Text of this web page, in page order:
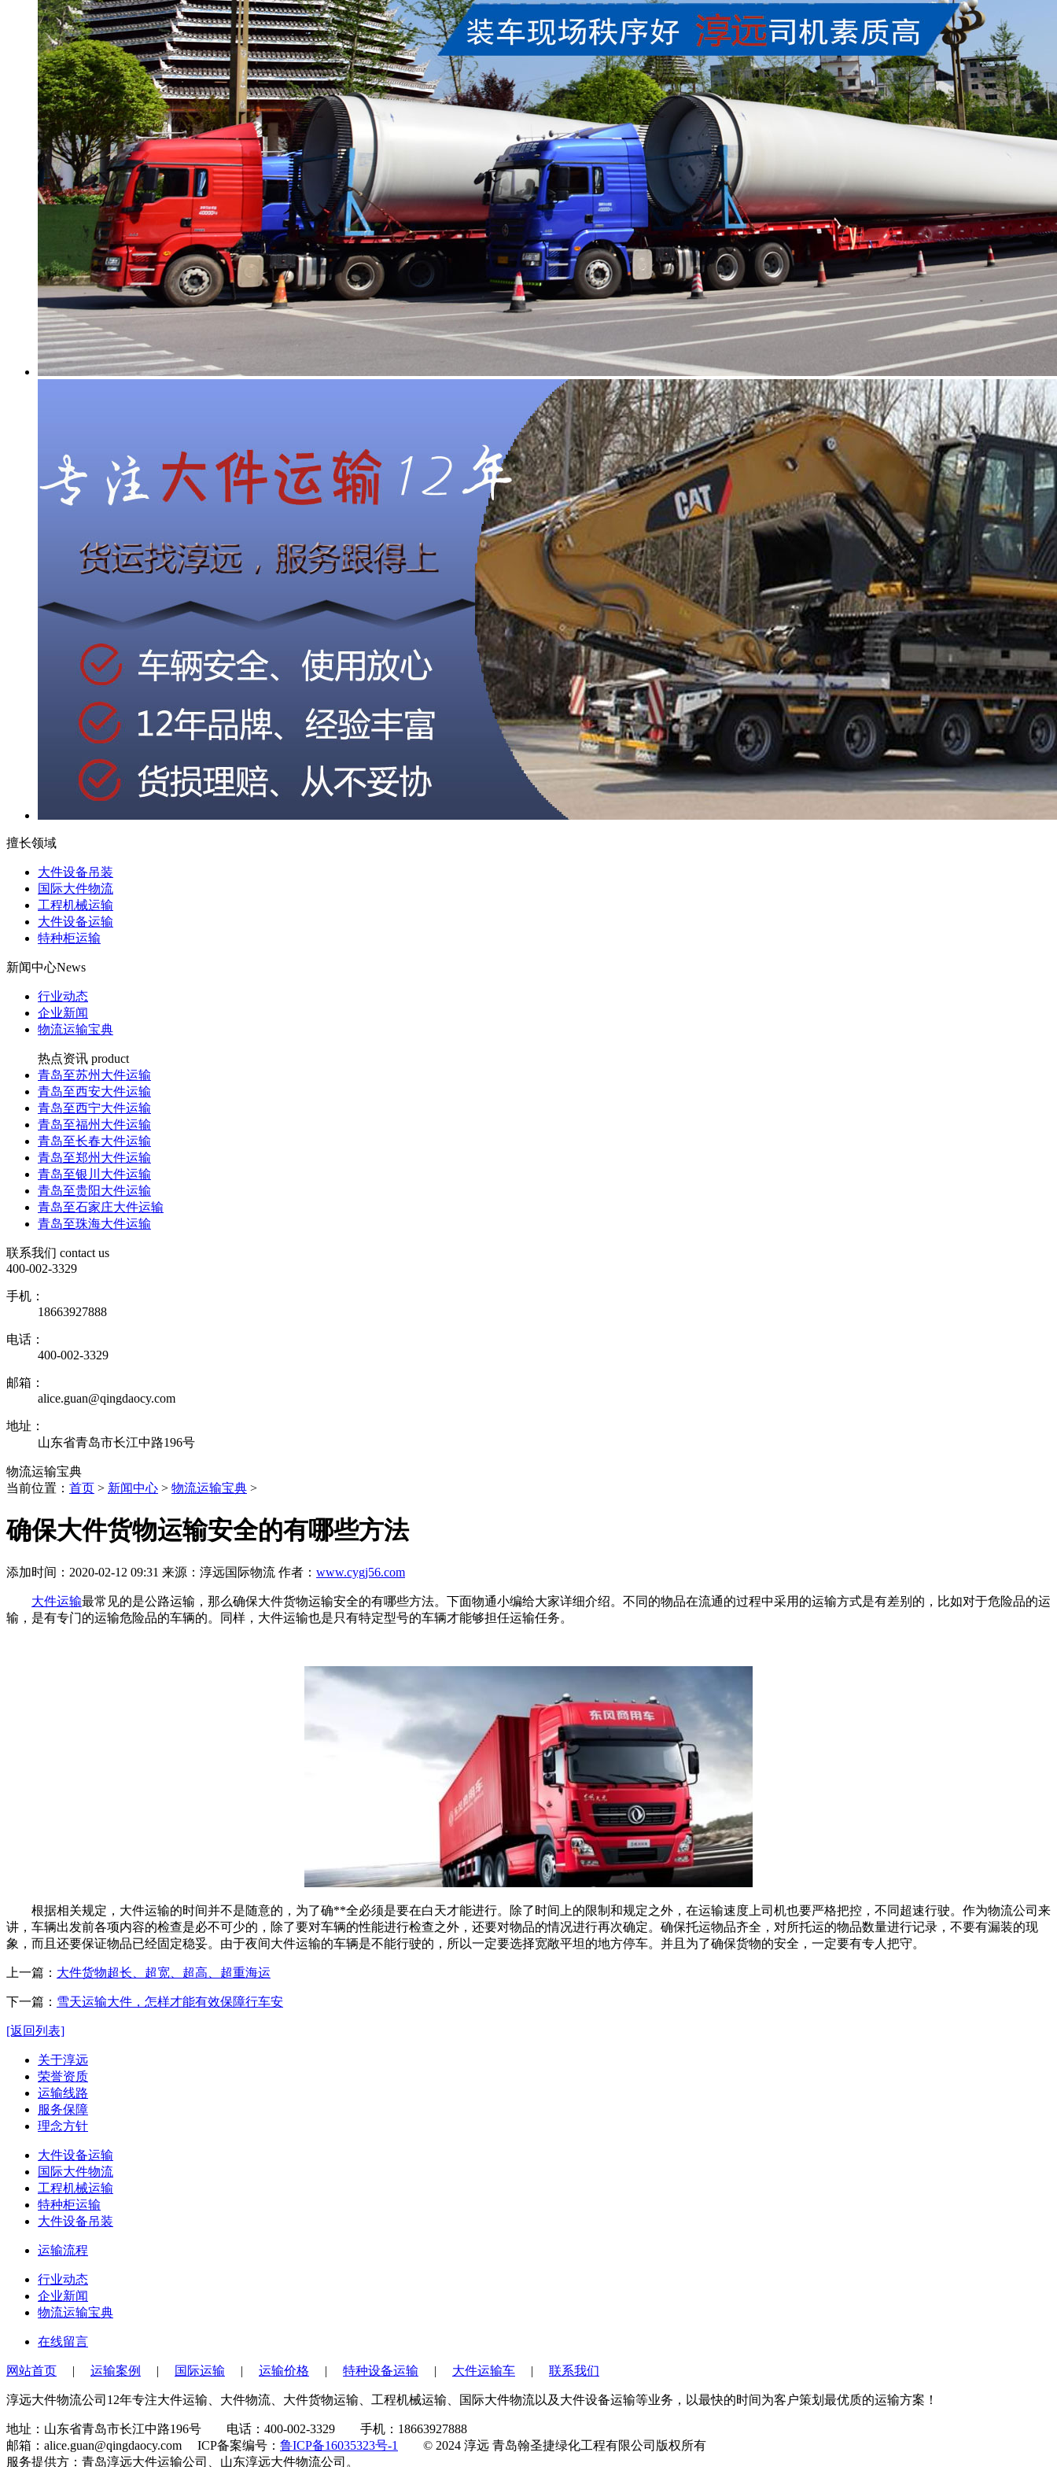
擅长领域
大件设备吊装
国际大件物流
工程机械运输
大件设备运输
特种柜运输
新闻中心News
行业动态
企业新闻
物流运输宝典
热点资讯 product
青岛至苏州大件运输
青岛至西安大件运输
青岛至西宁大件运输
青岛至福州大件运输
青岛至长春大件运输
青岛至郑州大件运输
青岛至银川大件运输
青岛至贵阳大件运输
青岛至石家庄大件运输
青岛至珠海大件运输
联系我们 contact us
400-002-3329
手机：
18663927888
电话：
400-002-3329
邮箱：
alice.guan@qingdaocy.com
地址：
山东省青岛市长江中路196号
物流运输宝典
当前位置： 首页 > 新闻中心 > 物流运输宝典 >
确保大件货物运输安全的有哪些方法
添加时间：2020-02-12 09:31 来源：淳远国际物流 作者： www.cygj56.com
大件运输最常见的是公路运输，那么确保大件货物运输安全的有哪些方法。下面物通小编给大家详细介绍。不同的物品在流通的过程中采用的运输方式是有差别的，比如对于危险品的运
输，是有专门的运输危险品的车辆的。同样，大件运输也是只有特定型号的车辆才能够担任运输任务。
根据相关规定，大件运输的时间并不是随意的，为了确**全必须是要在白天才能进行。除了时间上的限制和规定之外，在运输速度上司机也要严格把控，不同超速行驶。作为物流公司来
讲，车辆出发前各项内容的检查是必不可少的，除了要对车辆的性能进行检查之外，还要对物品的情况进行再次确定。确保托运物品齐全，对所托运的物品数量进行记录，不要有漏装的现
象，而且还要保证物品已经固定稳妥。由于夜间大件运输的车辆是不能行驶的，所以一定要选择宽敞平坦的地方停车。并且为了确保货物的安全，一定要有专人把守。
上一篇： 大件货物超长、超宽、超高、超重海运
下一篇： 雪天运输大件，怎样才能有效保障行车安
[返回列表]
关于淳远
荣誉资质
运输线路
服务保障
理念方针
大件设备运输
国际大件物流
工程机械运输
特种柜运输
大件设备吊装
运输流程
行业动态
企业新闻
物流运输宝典
在线留言
网站首页 | 运输案例 | 国际运输 | 运输价格 | 特种设备运输 | 大件运输车 | 联系我们
淳远大件物流公司12年专注大件运输、大件物流、大件货物运输、工程机械运输、国际大件物流以及大件设备运输等业务，以最快的时间为客户策划最优质的运输方案！
地址：山东省青岛市长江中路196号 电话：400-002-3329 手机：18663927888
邮箱：alice.guan@qingdaocy.com ICP备案编号： 鲁ICP备16035323号-1
© 2024 淳远 青岛翰圣捷绿化工程有限公司版权所有
服务提供方：青岛淳远大件运输公司、山东淳远大件物流公司。